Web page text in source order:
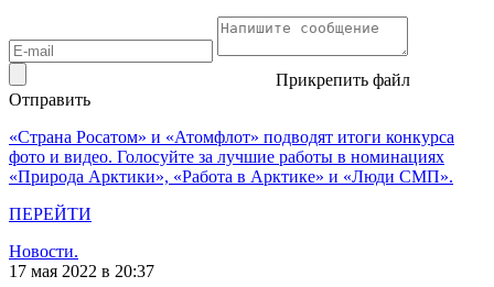
Прикрепить файл
Отправить
«Страна Росатом» и «Атомфлот» подводят итоги конкурса
фото и видео. Голосуйте за лучшие работы в номинациях
«Природа Арктики», «Работа в Арктике» и «Люди СМП».
ПЕРЕЙТИ
Новости.
17 мая 2022 в 20:37